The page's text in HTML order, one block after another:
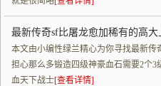
最新传奇sf比屠龙愈加稀有的高
本文由小编性绿兰精心为你寻找最新
担心那么多锻造四级神豪血石需要2个3
血天下战士[查看详情]